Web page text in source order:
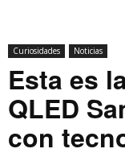
Curiosidades Noticias
Esta es
QLED
con